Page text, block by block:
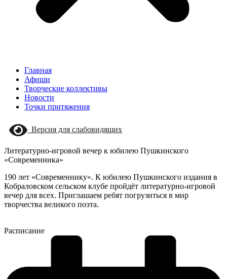
Главная
Афиши
Творческие коллективы
Новости
Точки притяжения
Версия для слабовидящих
Литературно-игровой вечер к юбилею Пушкинского
«Современника»
190 лет «Современнику». К юбилею Пушкинского издания в
Кобраловском сельском клубе пройдёт литературно-игровой
вечер для всех. Приглашаем ребят погрузиться в мир
творчества великого поэта.
Расписание